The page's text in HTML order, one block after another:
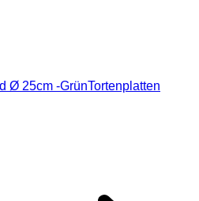
Ø 25cm -GrünTortenplatten